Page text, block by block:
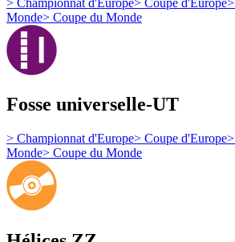
Monde> Coupe du Monde
Fosse universelle-UT
> Championnat d'Europe> Coupe d'Europe>
Monde> Coupe du Monde